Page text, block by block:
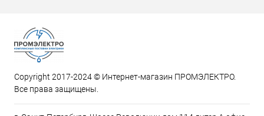
Copyright 2017-2024 © Интернет-магазин ПРОМЭЛЕКТРО.
Все права защищены.